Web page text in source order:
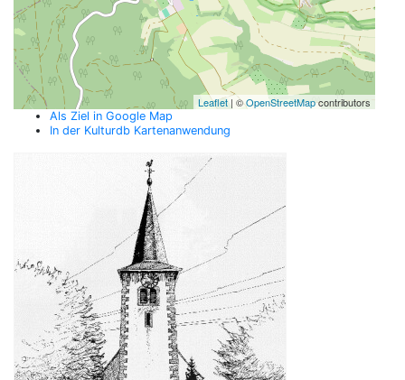
Leaflet | ©OpenStreetMapcontributors
Als Ziel in Google Map
In der Kulturdb Kartenanwendung